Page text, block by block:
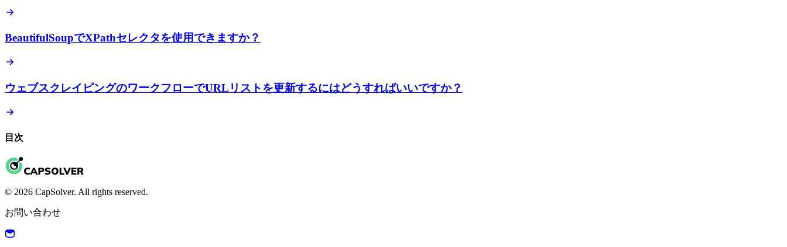
BeautifulSoupでXPathセレクタを使用できますか？
ウェブスクレイピングのワークフローでURLリストを更新するにはどうすればいいですか？
目次
© 2026 CapSolver. All rights reserved.
お問い合わせ